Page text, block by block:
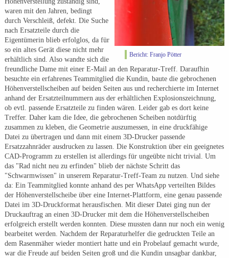
Bericht: Franjo Pötter
waren mit den Jahren, bedingt
durch Verschleiß, defekt. Die Suche
nach Ersatzteile durch die
Eigentümerin blieb erfolglos, da für
so ein altes Gerät diese nicht mehr
erhältlich sind. Also wandte sich die
freundliche Dame mit einer E-Mail an den Reparatur-Treff. Daraufhin
besuchte ein erfahrenes Teammitglied die Kundin, baute die gebrochenen
Höhenverstellscheiben auf beiden Seiten aus und recherchierte im Internet
anhand der Ersatzteilnummern aus der erhältlichen Explosionszeichnung,
ob evtl. passende Ersatzteile zu finden wären. Leider gab es dort keine
Treffer. Daher kam die Idee, die gebrochenen Scheiben notdürftig
zusammen zu kleben, die Geometrie auszumessen, in eine druckfähige
Datei zu übertragen und dann mit einem 3D-Drucker passende
Ersatzzahnräder ausdrucken zu lassen. Die Konstruktion über ein geeignetes
CAD-Programm zu erstellen ist allerdings für ungeübte nicht trivial. Um
das "Rad nicht neu zu erfinden" blieb der nächste Schritt das
"Schwarmwissen" in unserem Reparatur-Treff-Team zu nutzen. Und siehe
da: Ein Teammitglied konnte anhand des per WhatsApp verteilten Bildes
der Höhenverstellscheibe über eine Internet-Plattform, eine genau passende
Datei im 3D-Druckformat herausfischen. Mit dieser Datei ging nun der
Druckauftrag an einen 3D-Drucker mit dem die Höhenverstellscheiben
erfolgreich erstellt werden konnten. Diese mussten dann nur noch ein wenig
bearbeitet werden. Nachdem der Reparaturhelfer die gedruckten Teile an
dem Rasenmäher wieder montiert hatte und ein Probelauf gemacht wurde,
war die Freude auf beiden Seiten groß und die Kundin unsagbar dankbar,